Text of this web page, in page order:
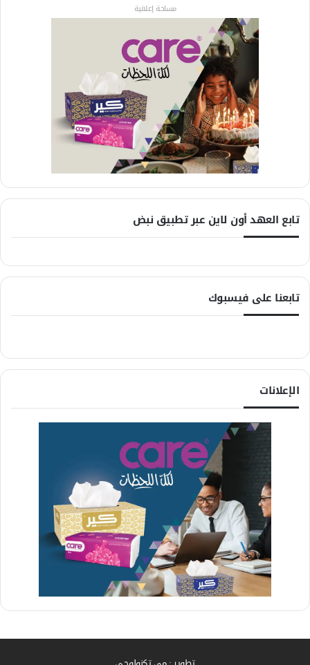
مساحة إعلانية
تابع العهد أون لاين عبر تطبيق نبض
تابعنا على فيسبوك
الإعلانات